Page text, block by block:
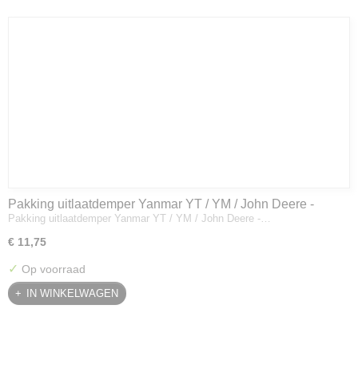
Pakking uitlaatdemper Yanmar YT / YM / John Deere -
128300-13230
Pakking uitlaatdemper Yanmar YT / YM / John Deere -…
€ 11,75
✓ Op voorraad
IN WINKELWAGEN